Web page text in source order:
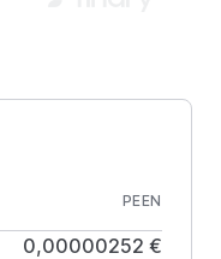
PEEN
0,00000252 €